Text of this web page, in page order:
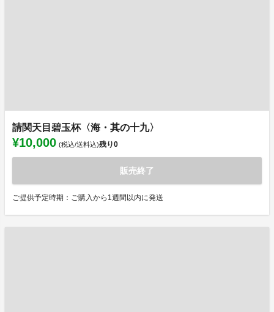
請関天目碧玉杯〈海・其の十九〉
¥10,000 (税込/送料込)残り0
販売終了
ご提供予定時期：ご購入から1週間以内に発送